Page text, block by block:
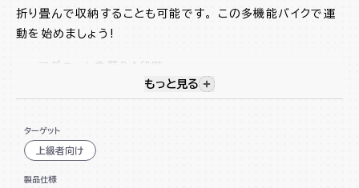
折り畳んで収納することも可能です。 この多機能バイクで運
動を始めましょう!
マグネット負荷24段階
多彩なトレーニングメニューを搭載
コンパクトに折畳可能
視覚的に非表示のコンテンツを
もっと見る
ターゲット
上級者向け
製品仕様